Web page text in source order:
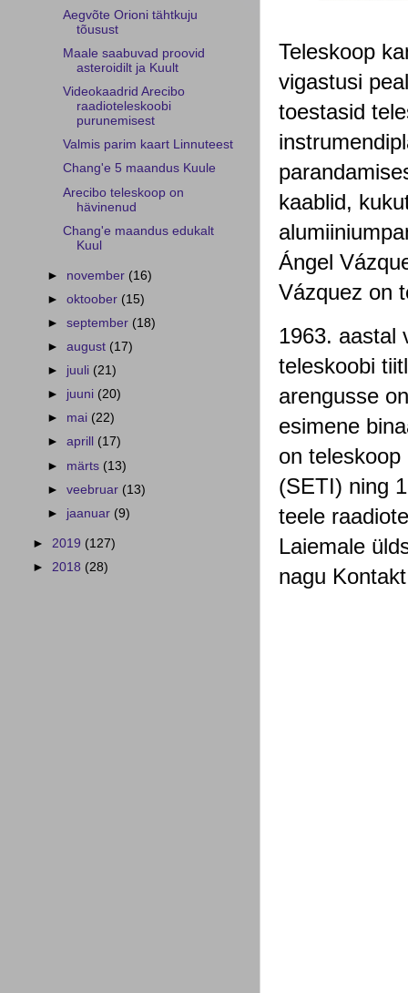
Teleskoop
vigastusi
toestasid
kaablid,
Ángel
Vázquez on
1963. aastal
teleskoobi
arengusse
esimene
on
(SETI) ning
teele
Laiemale
nagu
Aegvõte Orioni tähtkuju
tõusust
Maale saabuvad proovid
asteroidilt ja Kuult
Videokaadrid Arecibo
raadioteleskoobi
purunemisest
Valmis parim kaart Linnuteest
Chang'e 5 maandus Kuule
Arecibo teleskoop on
hävinenud
Chang'e maandus edukalt
Kuul
► november (16)
►oktoober (15)
►september (18)
►august (17)
► juuli (21)
► juuni (20)
► mai (22)
►aprill (17)
► märts (13)
►veebruar (13)
► jaanuar (9)
► 2019 (127)
► 2018 (28)